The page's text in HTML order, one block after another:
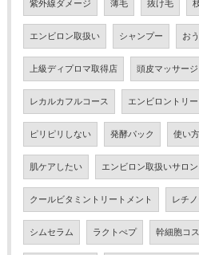
紫外線ダメージ 薄毛 抜け毛
エンビロン取扱い シャンプー お
上級ディプロマ取得店 頭皮マッサージ
レカルカフルコース エンビロントリー
ピリピリしない 発酵パック 使い方
肌ケアしたい エンビロン取扱いサロン
クールビタミントリートメント レチ
シムセラム ラクトぺプ 幹細胞コ